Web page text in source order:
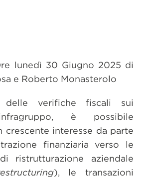
lunedì 30 Giugno 2025 di
e Roberto Monasterolo
delle verifiche fiscali sui
è possibile
crescente interesse da parte
finanziaria verso le
ristrutturazione aziendale
), le transazioni